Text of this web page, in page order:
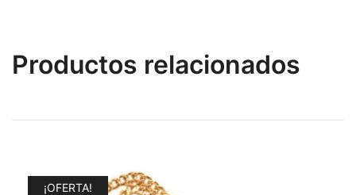
Productos relacionados
¡OFERTA!